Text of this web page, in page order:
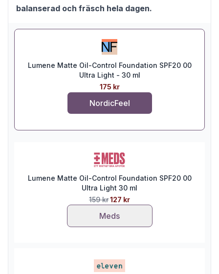
balanserad och fräsch hela dagen.
Lumene Matte Oil-Control Foundation SPF20 00
Ultra Light - 30 ml
175 kr
NordicFeel
Lumene Matte Oil-Control Foundation SPF20 00
Ultra Light 30 ml
159 kr127 kr
Meds